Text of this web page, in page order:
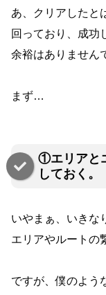
あ、クリアしたと
回っており、成功
余裕はありません
まず…
①エリアと
しておく。
いやまぁ、いきな
エリアやルートの
ですが、僕のよう